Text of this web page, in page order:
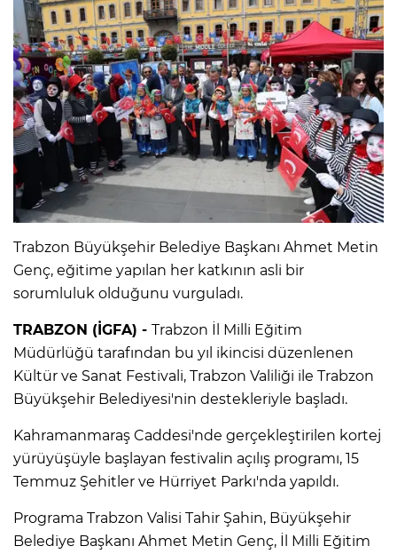
Trabzon Büyükşehir Belediye Başkanı Ahmet Metin
Genç, eğitime yapılan her katkının asli bir
sorumluluk olduğunu vurguladı.
TRABZON (İGFA) - Trabzon İl Milli Eğitim
Müdürlüğü tarafından bu yıl ikincisi düzenlenen
Kültür ve Sanat Festivali, Trabzon Valiliği ile Trabzon
Büyükşehir Belediyesi'nin destekleriyle başladı.
Kahramanmaraş Caddesi'nde gerçekleştirilen kortej
yürüyüşüyle başlayan festivalin açılış programı, 15
Temmuz Şehitler ve Hürriyet Parkı'nda yapıldı.
Programa Trabzon Valisi Tahir Şahin, Büyükşehir
Belediye Başkanı Ahmet Metin Genç, İl Milli Eğitim